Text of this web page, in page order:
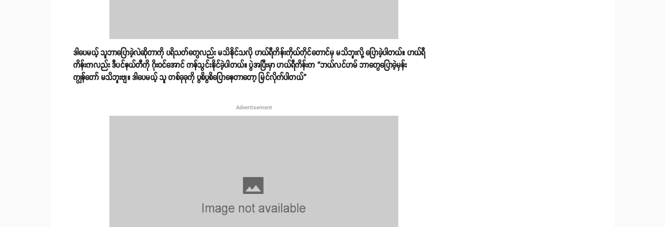
ဒါပေမယ့် သူဘာပြောခဲ့လဲဆိုတာကို ပရိသတ်တွေလည်း မသိနိုင်သလို ဟယ်ရီကိန်းကိုယ်တိုင်တောင်မှ မသိဘူးလို့ ပြောခဲ့ပါတယ်။ ဟယ်ရီ
ကိန်းကလည်း ဒီပင်နယ်တီကို ဂိုးဝင်အောင် ကန်သွင်းနိုင်ခဲ့ပါတယ်။ ပွဲအပြီးမှာ ဟယ်ရီကိန်းက “ဘယ်လင်ဟမ် ဘာတွေပြောခဲ့မှန်း
ကျွန်တော် မသိဘူးဗျ။ ဒါပေမယ့် သူ တစ်ခုခုကို ပွစိပွစိပြောနေတာတော့ မြင်လိုက်ပါတယ်”